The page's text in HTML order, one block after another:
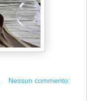
Nessun commento: